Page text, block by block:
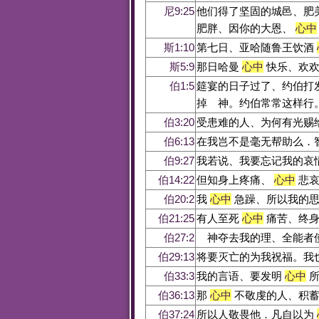
尼9:25他们得了坚固的城邑、肥
肥胖、因你的大恩、
心中
斯1:10第七日、亚哈随鲁王饮酒
斯5:9那日哈曼 心中 快乐、欢
伯1:5筵宴的日子过了、约伯打
掉 神。约伯常常这样行
伯3:20 受患难的人、为何有光赐
伯6:13在我岂不是毫无帮助么．
伯9:27我若说、我要忘记我的哀
伯14:22但知身上疼痛、 心中 悲
伯20:2我 心中 急躁、所以我的
伯21:25有人至死 心中 痛苦、终
伯27:2
神夺去我的理、全能者
伯29:13将要灭亡的为我祝福。我
伯33:3我的言语、要发明 心中
伯36:13那 心中 不敬虔的人、积
伯37:24 所以人敬畏他．凡自以为